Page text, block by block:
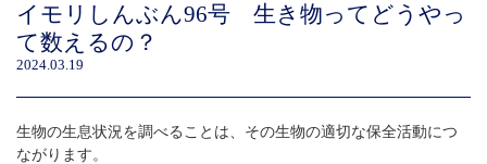
イモリしんぶん96号 生き物ってどうやっ
て数えるの？
2024.03.19
生物の生息状況を調べることは、その生物の適切な保全活動につ
ながります。